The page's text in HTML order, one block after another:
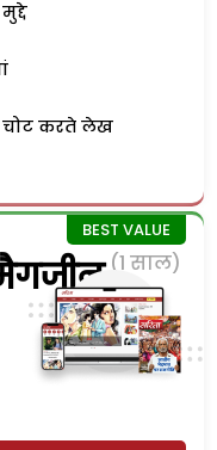
करते लेख
(1 साल)